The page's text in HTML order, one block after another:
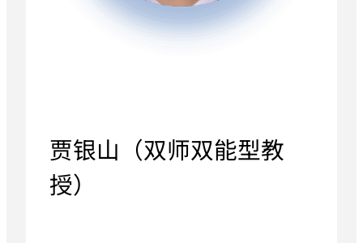
贾银山（双师双能型教
授）